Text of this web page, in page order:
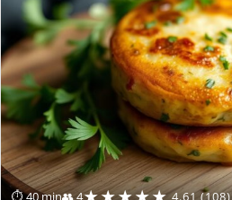
⏱ 40 min👥 4 4.61 (108)